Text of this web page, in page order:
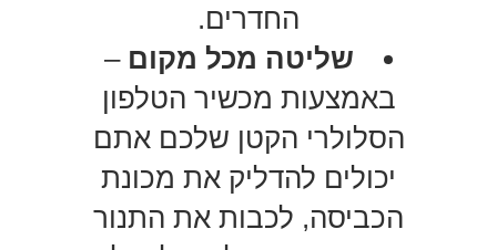
החדרים.
שליטה מכל מקום–
באמצעות מכשיר הטלפון
הסלולרי הקטן שלכם אתם
יכולים להדליק את מכונת
הכביסה, לכבות את התנור